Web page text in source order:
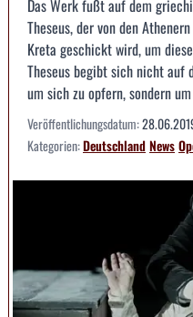
Das Werk fußt auf dem
Theseus, der von den
Kreta geschickt wird, um
Theseus begibt sich nicht auf
um sich zu opfern, sondern
Veröffentlichungsdatum:
Kategorien:DeutschlandNews